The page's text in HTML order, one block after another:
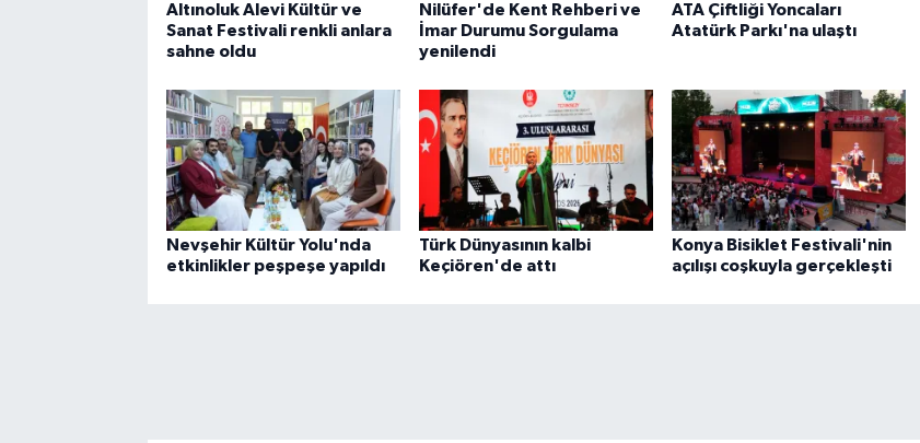
Altınoluk Alevi Kültür ve
Sanat Festivali renkli anlara
sahne oldu
Nilüfer'de Kent Rehberi ve
İmar Durumu Sorgulama
yenilendi
ATA Çiftliği Yoncaları
Atatürk Parkı'na ulaştı
Nevşehir Kültür Yolu'nda
etkinlikler peşpeşe yapıldı
Türk Dünyasının kalbi
Keçiören'de attı
Konya Bisiklet Festivali'nin
açılışı coşkuyla gerçekleşti